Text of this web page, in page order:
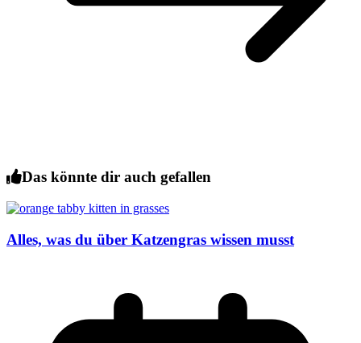
Das könnte dir auch gefallen
Alles, was du über Katzengras wissen musst